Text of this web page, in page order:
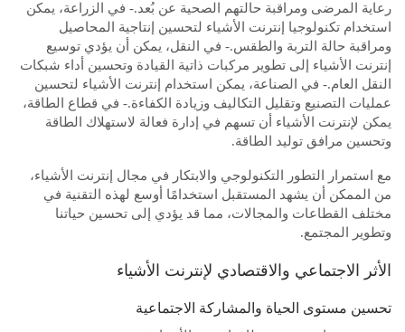
رعاية المرضى ومراقبة حالتهم الصحية عن بُعد.- في الزراعة، يمكن
استخدام تكنولوجيا إنترنت الأشياء لتحسين إنتاجية المحاصيل
ومراقبة حالة التربة والطقس.- في النقل، يمكن أن يؤدي توسيع
إنترنت الأشياء إلى تطوير مركبات ذاتية القيادة وتحسين أداء شبكات
النقل العام.- في الصناعة، يمكن استخدام إنترنت الأشياء لتحسين
عمليات التصنيع وتقليل التكاليف وزيادة الكفاءة.- في قطاع الطاقة،
يمكن لإنترنت الأشياء أن تسهم في إدارة فعالة لاستهلاك الطاقة
وتحسين مرافق توليد الطاقة.
مع استمرار التطور التكنولوجي والابتكار في مجال إنترنت الأشياء،
من الممكن أن يشهد المستقبل استخدامًا أوسع لهذه التقنية في
مختلف القطاعات والمجالات، مما قد يؤدي إلى تحسين حياتنا
وتطوير المجتمع.
الأثر الاجتماعي والاقتصادي لإنترنت الأشياء
تحسين مستوى الحياة والمشاركة الاجتماعية